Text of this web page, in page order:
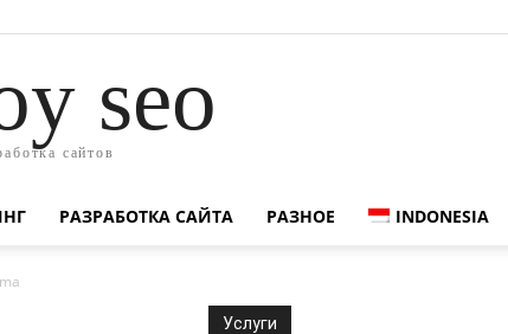
seo
сайтов
РАЗРАБОТКА САЙТА РАЗНОЕ INDONESIA
Услуги